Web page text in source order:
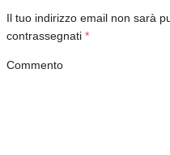
Il tuo indirizzo email non sarà
contrassegnati *
Commento